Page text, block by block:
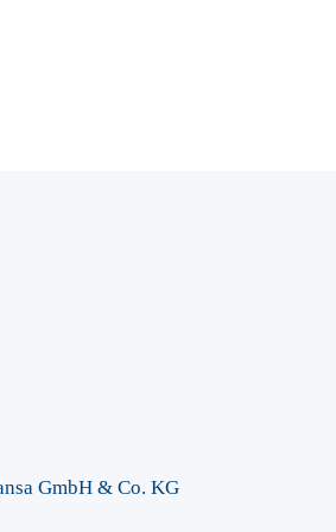
GmbH & Co. KG